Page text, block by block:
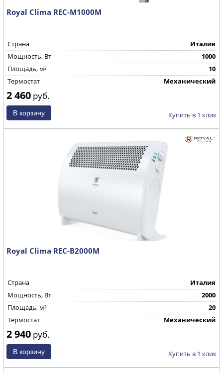
Royal Clima REC-M1000M
Страна
Италия
Mощность, Вт
1000
Площадь, м²
10
Термостат
Механический
2 460 руб.
Купить в 1 клик
Royal Clima REC-B2000M
Страна
Италия
Mощность, Вт
2000
Площадь, м²
20
Термостат
Механический
2 940 руб.
Купить в 1 клик